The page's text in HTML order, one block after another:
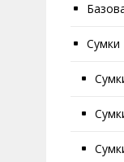
Сумки